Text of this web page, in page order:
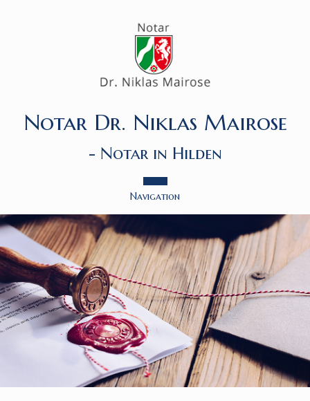
Notar Dr. Niklas Mairose
- Notar in Hilden
Navigation